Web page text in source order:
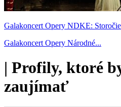
Galakoncert Opery NDKE:
Galakoncert Opery Národné...
| Profily, ktoré
zaujímať